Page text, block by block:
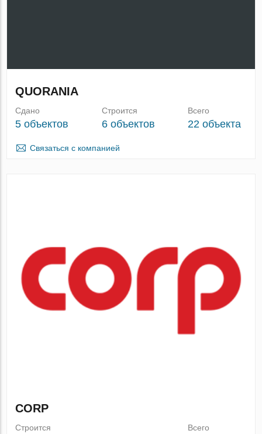
QUORANIA
Сдано
5 объектов
Строится
6 объектов
Всего
22 объекта
Связаться с компанией
CORP
Строится Всего